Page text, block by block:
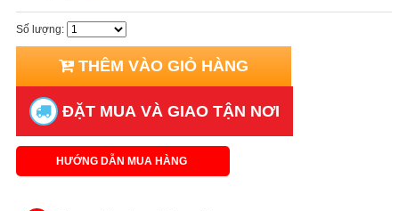
Số lượng:
THÊM VÀO GIỎ HÀNG
ĐẶT MUA VÀ GIAO TẬN NƠI
HƯỚNG DẪN MUA HÀNG